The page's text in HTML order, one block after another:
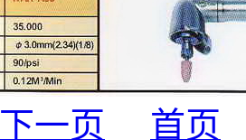
下一页
首页